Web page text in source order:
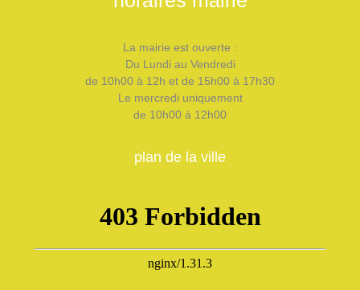
La mairie est ouverte :
Du Lundi au Vendredi
de 10h00 à 12h et de 15h00 à 17h30
Le mercredi uniquement
de 10h00 à 12h00
plan de la ville